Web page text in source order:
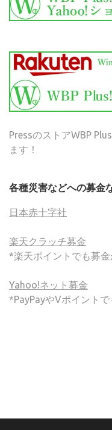
PressのストアWBP
ます！
各種災害などへの募金
日本赤十字社
楽天クラッチ募金
*楽天ポイントでも募
Yahoo!ネット募金
*PayPayやVポイント